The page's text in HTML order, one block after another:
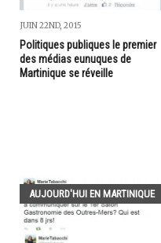
JUIN 22ND, 2015
Politiques publiques le premier
des médias eunuques de
Martinique se réveille
AUJOURD'HUI EN MARTINIQUE